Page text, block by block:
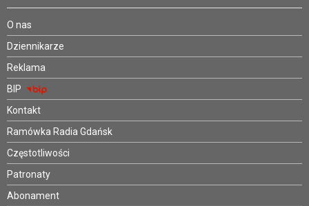
O nas
Dziennikarze
Reklama
BIP
Kontakt
Ramówka Radia Gdańsk
Częstotliwości
Patronaty
Abonament